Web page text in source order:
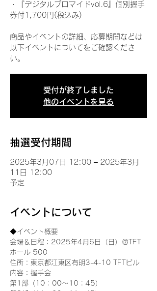
・『デジタルブロマイドvol.6』個別握手
券付1,700円(税込み)
商品やイベントの詳細、応募期間などは
以下イベントについてをご確認くださ
い。
受付が終了しました
他のイベントを見る
抽選受付期間
2025年3月07日 12:00 – 2025年3月
11日 12:00
予定
イベントについて
◆イベント概要
会場＆日程：2025年4月6日（日）＠TFT
ホール 500
住所：東京都江東区有明3-4-10 TFTビル
内容：握手会
第1部（10：00～10：45）